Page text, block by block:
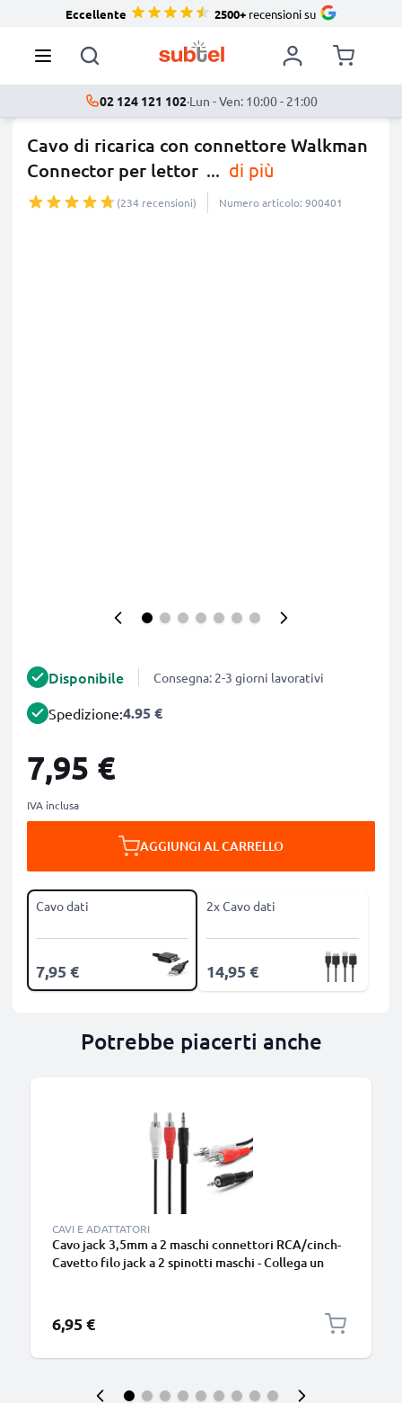
Eccellente 2500+recensioni su
02 124 121 102·Lun - Ven: 10:00 - 21:00
Cavo di ricarica con connettore Walkman
Connector per lettor ... di più
(234 recensioni) Numero articolo: 900401
Disponibile Consegna: 2-3 giorni lavorativi
Spedizione:4.95 €
7,95 €
IVA inclusa
AGGIUNGI AL CARRELLO
Cavo dati
7,95 €
2x Cavo dati
14,95 €
Potrebbe piacerti anche
CAVI E ADATTATORI
Cavo jack 3,5mm a 2 maschi connettori RCA/cinch-
Cavetto filo jack a 2 spinotti maschi - Collega un
6,95 €